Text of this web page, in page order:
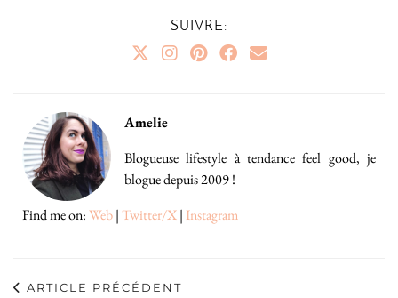
SUIVRE:
Amelie
Blogueuse lifestyle à tendance feel good, je
blogue depuis 2009 !
Find me on:Web|Twitter/X| Instagram
ARTICLE PRÉCÉDENT